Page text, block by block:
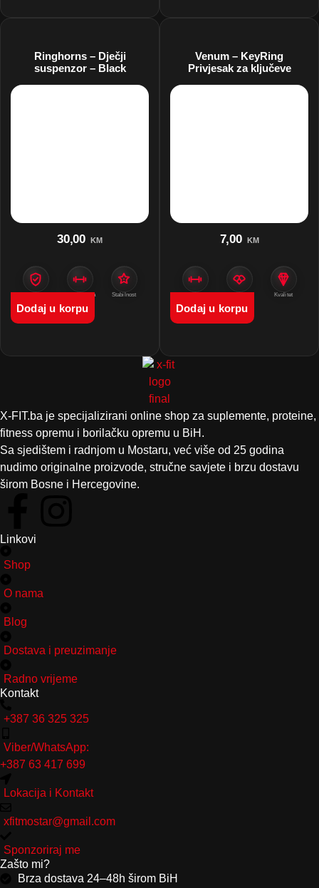
Ringhorns – Dječji
suspenzor – Black
30,00 KM
Amortizacija Stabilnost
Dodaj u korpu
Venum – KeyRing
Privjesak za ključeve
7,00 KM
Kvalitet
Dodaj u korpu
X-FIT.ba je specijalizirani online shop za suplemente, proteine,
fitness opremu i borilačku opremu u BiH.
Sa sjedištem i radnjom u Mostaru, već više od 25 godina
nudimo originalne proizvode, stručne savjete i brzu dostavu
širom Bosne i Hercegovine.
Linkovi
Shop
O nama
Blog
Dostava i preuzimanje
Radno vrijeme
Kontakt
+387 36 325 325
Viber/WhatsApp:
+387 63 417 699
Lokacija i Kontakt
xfitmostar@gmail.com
Sponzoriraj me
Zašto mi?
Brza dostava 24–48h širom BiH